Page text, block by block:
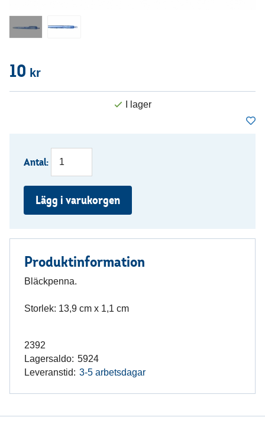
10 kr
Antal:
Lägg i varukorgen
Produktinformation
Bläckpenna.
Storlek: 13,9 cm x 1,1 cm
2392
Lagersaldo: 5924
Leveranstid: 3-5 arbetsdagar